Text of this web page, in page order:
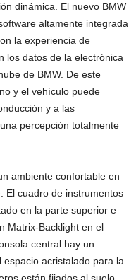
dinámica. El nuevo BMW
altamente integrada
la experiencia de
los datos de la electrónica
de BMW. De este
y el vehículo puede
y a las
percepción totalmente
ambiente confortable en
El cuadro de instrumentos
en la parte superior e
Matrix-Backlight en el
central hay un
acristalado para la